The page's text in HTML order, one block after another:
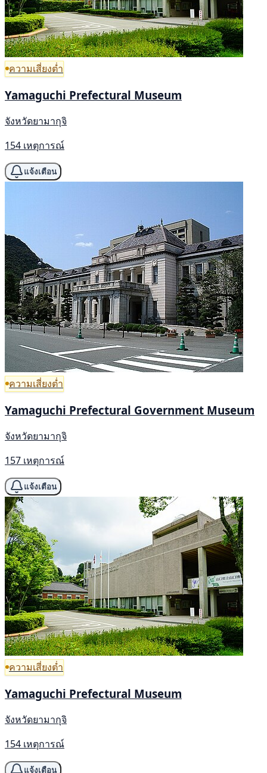
ความเสี่ยงต่ำ
Yamaguchi Prefectural Museum
จังหวัดยามากุจิ
154 เหตุการณ์
แจ้งเตือน
ความเสี่ยงต่ำ
Yamaguchi Prefectural Government Museum
จังหวัดยามากุจิ
157 เหตุการณ์
แจ้งเตือน
ความเสี่ยงต่ำ
Yamaguchi Prefectural Museum
จังหวัดยามากุจิ
154 เหตุการณ์
แจ้งเตือน